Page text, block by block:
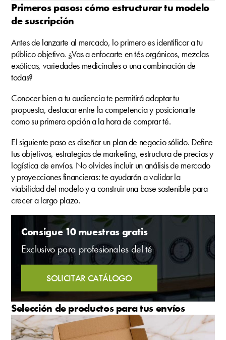
Primeros pasos: cómo estructurar tu modelo
de suscripción
Antes de lanzarte al mercado, lo primero es identificar a tu
público objetivo. ¿Vas a enfocarte en tés orgánicos, mezclas
exóticas, variedades medicinales o una combinación de
todas?
Conocer bien a tu audiencia te permitirá adaptar tu
propuesta, destacar entre la competencia y posicionarte
como su primera opción a la hora de comprar té.
El siguiente paso es diseñar un plan de negocio sólido. Define
tus objetivos, estrategias de marketing, estructura de precios y
logística de envíos. No olvides incluir un análisis de mercado
y proyecciones financieras: te ayudarán a validar la
viabilidad del modelo y a construir una base sostenible para
crecer a largo plazo.
Consigue 10 muestras gratis
Exclusivo para profesionales del té
SOLICITAR CATÁLOGO
Selección de productos para tus envíos